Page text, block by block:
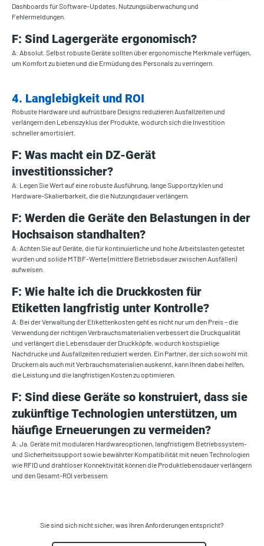
Dashboards für Software-Updates, Nutzungsüberwachung und
Fehlermeldungen.
F: Sind Lagergeräte ergonomisch?
A: Absolut. Selbst robuste Geräte sollten über ergonomische Merkmale verfügen,
um Komfort zu bieten und die Ermüdung des Personals zu verringern.
4. Langlebigkeit und ROI
Robuste Hardware und aufrüstbare Designs reduzieren Ausfallzeiten und
verlängern den Lebenszyklus der Produkte, wodurch sich die Investition
schneller amortisiert.
F: Was macht ein DZ-Gerät
investitionssicher?
A: Legen Sie Wert auf eine robuste Ausführung, lange Supportzyklen und
Hardware-Skalierbarkeit, die die Nutzungsdauer verlängern.
F: Werden die Geräte den Belastungen in der
Hochsaison standhalten?
A: Achten Sie auf Geräte, die für kontinuierliche und hohe Arbeitslasten getestet
wurden und solide MTBF-Werte (mittlere Betriebsdauer zwischen Ausfällen)
aufweisen.
F: Wie halte ich die Druckkosten für
Etiketten langfristig unter Kontrolle?
A: Bei der Verwaltung der Etikettenkosten geht es nicht nur um den Preis – die
Verwendung der richtigen Verbrauchsmaterialien verbessert die Druckqualität
und verlängert die Lebensdauer der Druckköpfe, wodurch kostspielige
Nachdrucke und Ausfallzeiten reduziert werden. Ein Partner, der sich sowohl mit
Druckern als auch mit Verbrauchsmaterialien auskennt, kann Ihnen dabei helfen,
die Leistung und die langfristigen Kosten zu optimieren.
F: Sind diese Geräte so konstruiert, dass sie
zukünftige Technologien unterstützen, um
häufige Erneuerungen zu vermeiden?
A: Ja. Geräte mit modularen Hardwareoptionen, langfristigem Betriebssystem-
und Sicherheitssupport sowie bewährter Kompatibilität mit neuen Technologien
wie RFID und drahtloser Konnektivität können die Produktlebensdauer verlängern
und den Gesamt-ROI verbessern.
Sie sind sich nicht sicher, was Ihren Anforderungen entspricht?